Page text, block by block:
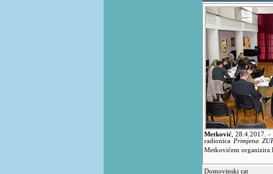
Metković ,28.4.2017.-
radionica Primjena
Metkovićem organizira
Domovinski rat